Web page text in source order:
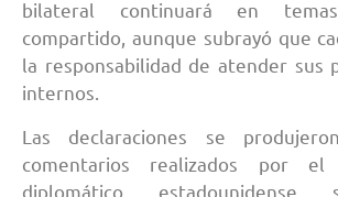
bilateral continuará en
compartido, aunque subrayó que
la responsabilidad de atender sus
internos.
Las declaraciones se
comentarios realizados por el
diplomático estadounidense